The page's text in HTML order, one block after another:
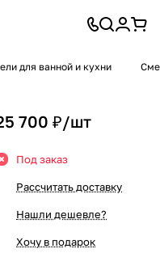
для ванной и кухни
700 ₽/шт
Под заказ
Рассчитать доставку
Нашли дешевле?
Хочу в подарок